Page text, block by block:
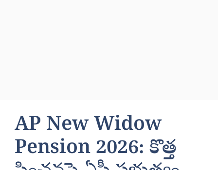
AP New Widow
Pension 2026: కొత్త